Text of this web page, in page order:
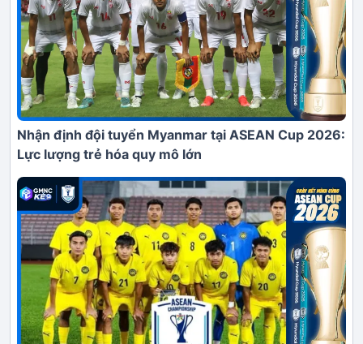
Nhận định đội tuyển Myanmar tại ASEAN Cup 2026:
Lực lượng trẻ hóa quy mô lớn